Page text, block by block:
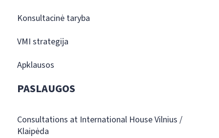
Konsultacinė taryba
VMI strategija
Apklausos
PASLAUGOS
Consultations at International House Vilnius /
Klaipėda